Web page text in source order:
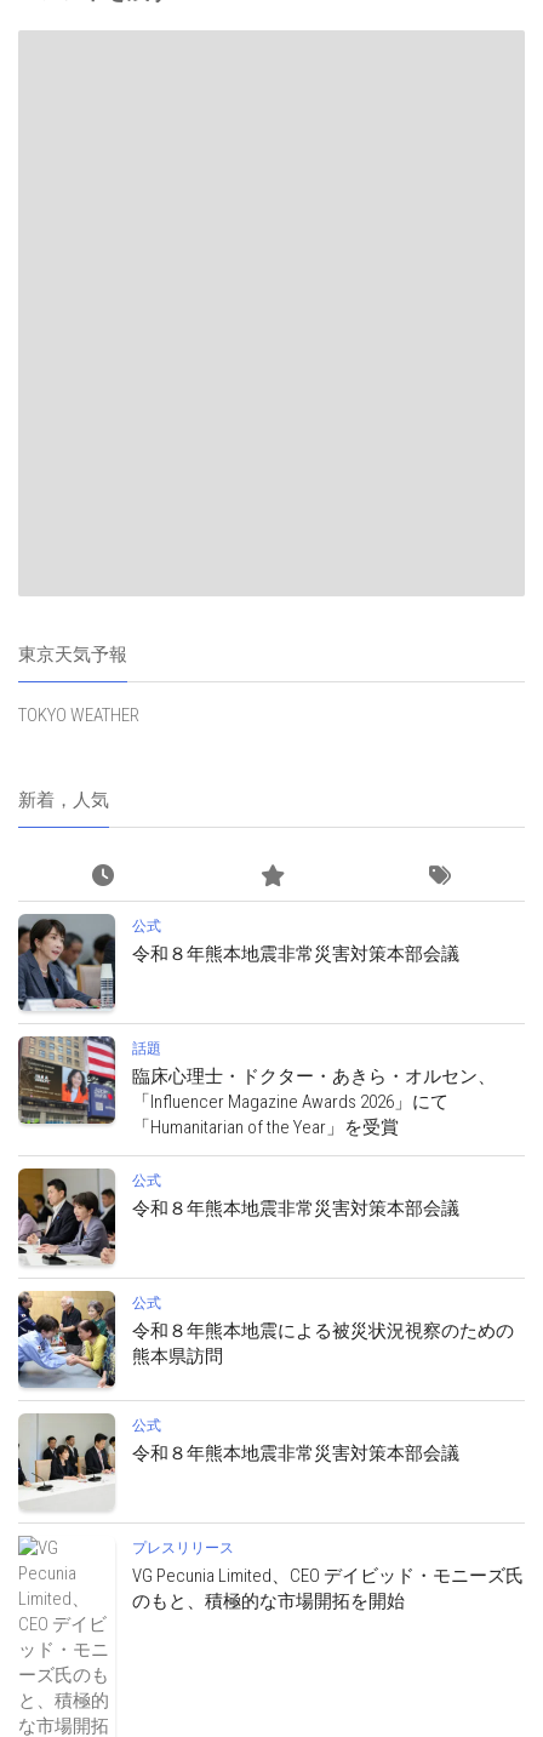
東京天気予報
TOKYO WEATHER
新着，人気
公式
令和８年熊本地震非常災害対策本部会議
話題
臨床心理士・ドクター・あきら・オルセン、
「Influencer Magazine Awards 2026」にて
「Humanitarian of the Year」を受賞
公式
令和８年熊本地震非常災害対策本部会議
公式
令和８年熊本地震による被災状況視察のための
熊本県訪問
公式
令和８年熊本地震非常災害対策本部会議
プレスリリース
VG Pecunia Limited、CEO デイビッド・モニーズ氏
のもと、積極的な市場開拓を開始